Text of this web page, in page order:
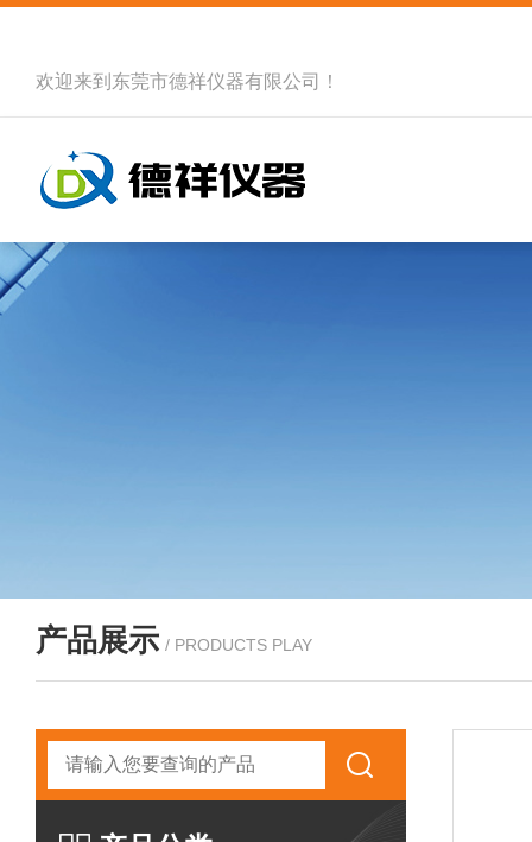
欢迎来到 东莞市德祥仪器有限公司 ！
产品展示 / PRODUCTS PLAY